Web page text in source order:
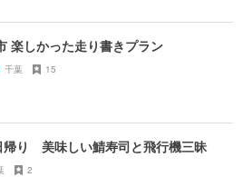
楽しかった走り書きプラン
千葉 15
り 美味しい鯖寿司と飛行機三昧
2